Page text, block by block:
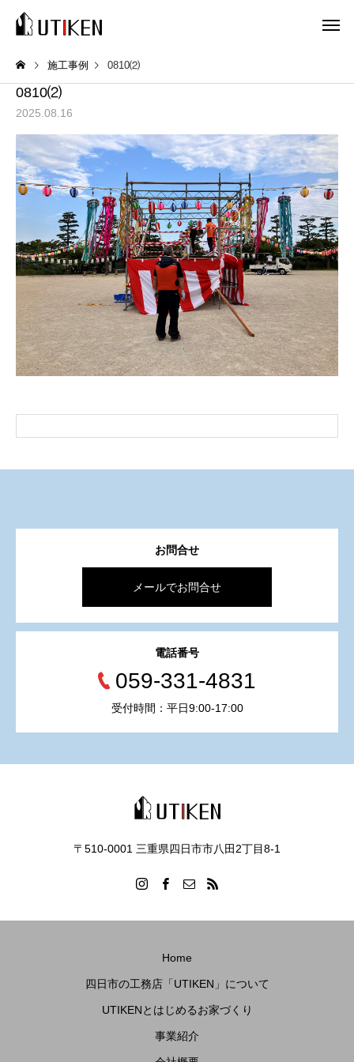
施工事例 0810⑵
0810⑵
2025.08.16
お問合せ
メールでお問合せ
電話番号
059-331-4831
受付時間：平日9:00-17:00
〒510-0001 三重県四日市市八田2丁目8‐1
Home
四日市の工務店「UTIKEN」について
UTIKENとはじめるお家づくり
事業紹介